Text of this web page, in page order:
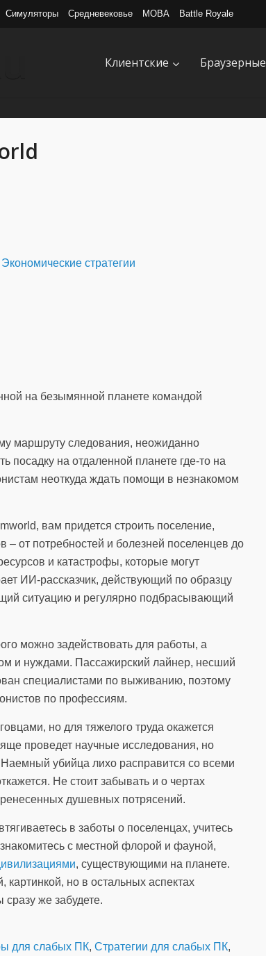
Симуляторы Средневековье MOBA Battle Royale
Клиентские Браузерные
Экономические стратегии
на безымянной планете командой
маршруту следования, неожиданно
посадку на отдаленной планете где-то на
неоткуда ждать помощи в незнакомом
вам придется строить поселение,
– от потребностей и болезней поселенцев до
и катастрофы, которые могут
ИИ-рассказчик, действующий по образцу
ситуацию и регулярно подбрасывающий
можно задействовать для работы, а
и нуждами. Пассажирский лайнер, несший
специалистами по выживанию, поэтому
по профессиям.
но для тяжелого труда окажется
проведет научные исследования, но
убийца лихо расправится со всеми
Не стоит забывать и о чертах
душевных потрясений.
в заботы о поселенцах, учитесь
с местной флорой и фауной,
, существующими на планете.
картинкой, но в остальных аспектах
сразу же забудете.
для слабых ПК, Стратегии для слабых ПК,